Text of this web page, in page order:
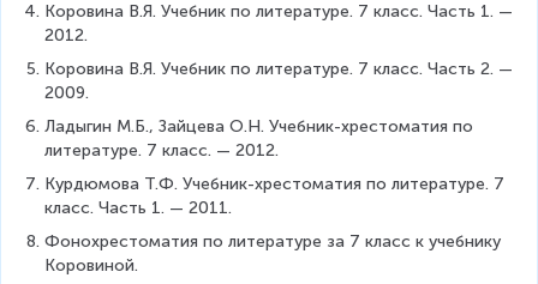
Коровина В.Я. Учебник по литературе. 7 класс. Часть 1. —
2012.
Коровина В.Я. Учебник по литературе. 7 класс. Часть 2. —
2009.
Ладыгин М.Б., Зайцева О.Н. Учебник-хрестоматия по
литературе. 7 класс. — 2012.
Курдюмова Т.Ф. Учебник-хрестоматия по литературе. 7
класс. Часть 1. — 2011.
Фонохрестоматия по литературе за 7 класс к учебнику
Коровиной.